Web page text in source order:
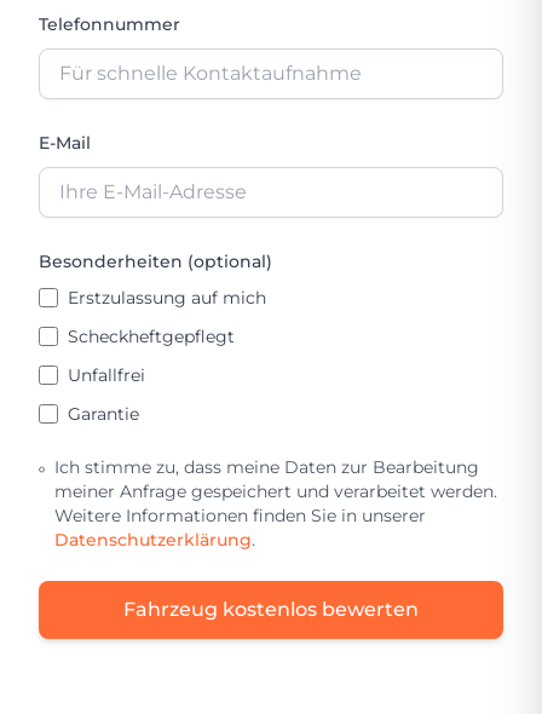
Telefonnummer
E-Mail
Besonderheiten (optional)
Erstzulassung auf mich
Scheckheftgepflegt
Unfallfrei
Garantie
Ich stimme zu, dass meine Daten zur Bearbeitung
meiner Anfrage gespeichert und verarbeitet werden.
Weitere Informationen finden Sie in unserer
Datenschutzerklärung.
Fahrzeug kostenlos bewerten